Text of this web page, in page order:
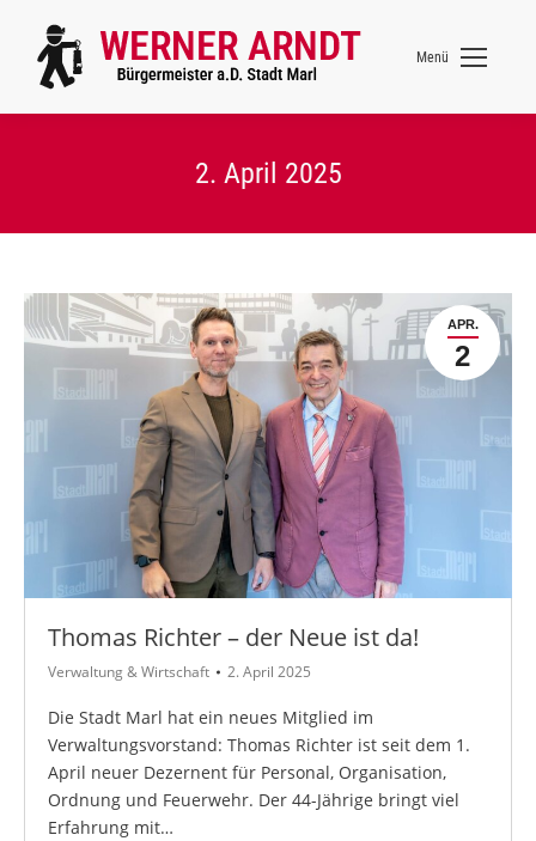
Menü
2. April 2025
APR.
2
Thomas Richter – der Neue ist da!
Verwaltung & Wirtschaft 2. April 2025
Die Stadt Marl hat ein neues Mitglied im
Verwaltungsvorstand: Thomas Richter ist seit dem 1.
April neuer Dezernent für Personal, Organisation,
Ordnung und Feuerwehr. Der 44-Jährige bringt viel
Erfahrung mit…